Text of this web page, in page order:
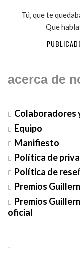
Tú, que te
Que
acerca de
Colaboradores
Equipo
Manifiesto
Política de
Política de
Premios
Premios
oficial
-